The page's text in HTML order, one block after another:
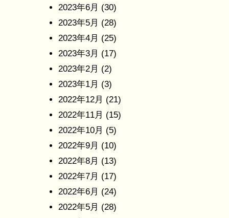
2023年6月 (30)
2023年5月 (28)
2023年4月 (25)
2023年3月 (17)
2023年2月 (2)
2023年1月 (3)
2022年12月 (21)
2022年11月 (15)
2022年10月 (5)
2022年9月 (10)
2022年8月 (13)
2022年7月 (17)
2022年6月 (24)
2022年5月 (28)